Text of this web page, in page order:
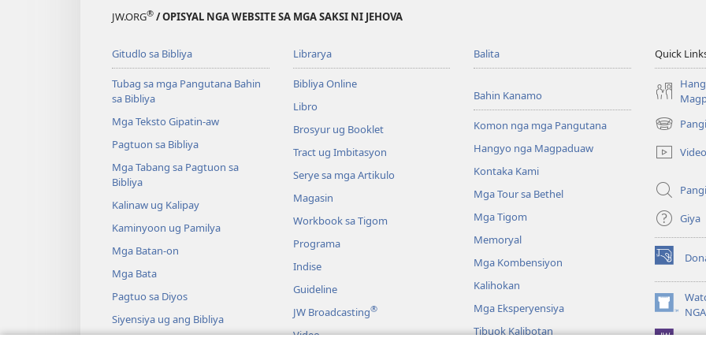
JW.ORG® / OPISYAL NGA WEBSITE SA MGA SAKSI NI JEHOVA
Gitudlo sa Bibliya
Tubag sa mga Pangutana Bahin
sa Bibliya
Mga Teksto Gipatin-aw
Pagtuon sa Bibliya
Mga Tabang sa Pagtuon sa
Bibliya
Kalinaw ug Kalipay
Kaminyoon ug Pamilya
Mga Batan-on
Mga Bata
Pagtuo sa Diyos
Siyensiya ug ang Bibliya
Librarya
Bibliya Online
Libro
Brosyur ug Booklet
Tract ug Imbitasyon
Serye sa mga Artikulo
Magasin
Workbook sa Tigom
Programa
Indise
Guideline
JW Broadcasting®
Video
Balita
Bahin Kanamo
Komon nga mga Pangutana
Hangyo nga Magpaduaw
Kontaka Kami
Mga Tour sa Bethel
Mga Tigom
Memoryal
Mga Kombensiyon
Kalihokan
Mga Eksperyensiya
Tibuok Kalibotan
Quick
(mo-
open
ug
ong
Video
Giya
(mo-
open
ug
bag-
window)
(mo-
open